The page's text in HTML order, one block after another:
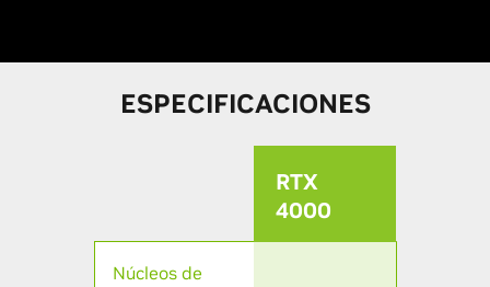
ESPECIFICACIONES
RTX
4000
Núcleos de